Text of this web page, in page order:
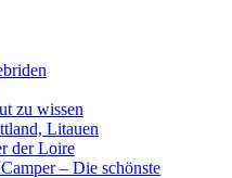
zu wissen
Litauen
der Loire
– Die schönste